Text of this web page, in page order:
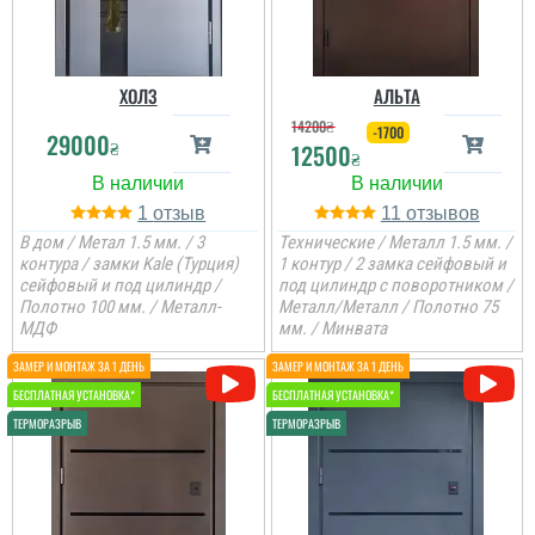
читати всі відгуки
ХОЛЗ
29000₴
1
В дом / Метал 1.5 мм. / 3
контура / замки Kale (Турция)
сейфовый и под цилиндр /
Полотно 100 мм. / Металл-
МДФ
АЛЬТА
14200₴
12500₴
-1700
11
Технические / Металл 1.5 мм. /
1 контур / 2 замка сейфовый и
под цилиндр с поворотником /
Металл/Металл / Полотно 75
мм. / Минвата